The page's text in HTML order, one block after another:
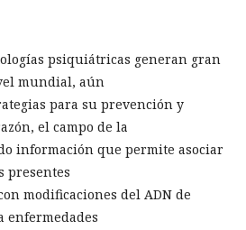
psiquiátricas generan gran
mundial, aún
para su prevención y
el campo de la
información que permite asociar
presentes
modificaciones del ADN de
enfermedades